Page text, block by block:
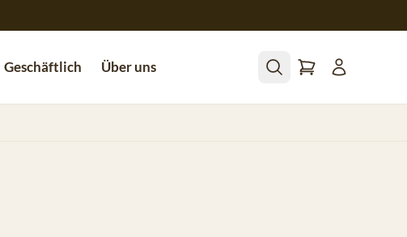
Geschäftlich Über uns